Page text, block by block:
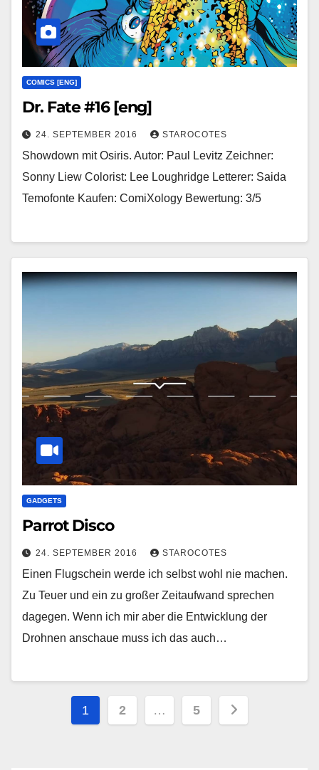
COMICS [ENG]
Dr. Fate #16 [eng]
24. SEPTEMBER 2016 STAROCOTES
Showdown mit Osiris. Autor: Paul Levitz Zeichner:
Sonny Liew Colorist: Lee Loughridge Letterer: Saida
Temofonte Kaufen: ComiXology Bewertung: 3/5
GADGETS
Parrot Disco
24. SEPTEMBER 2016 STAROCOTES
Einen Flugschein werde ich selbst wohl nie machen.
Zu Teuer und ein zu großer Zeitaufwand sprechen
dagegen. Wenn ich mir aber die Entwicklung der
Drohnen anschaue muss ich das auch…
Seitennummerierung
1 2 … 5